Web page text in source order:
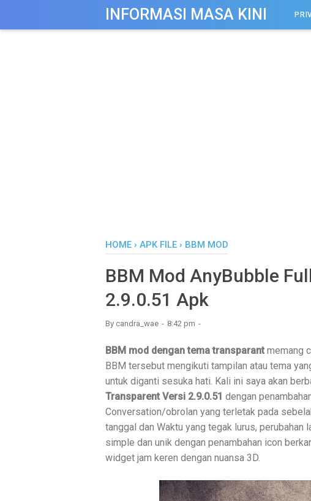
INFORMASI MASA KINI
HOME › APK FILE › BBM MOD
BBM Mod AnyBubble
2.9.0.51 Apk
By candra_wae 8:42 pm
BBM mod dengan tema transparant memang
BBM tersebut mengikuti tampilan atau tema
untuk diganti sesuka hati. Kali ini saya akan
Transparent Versi 2.9.0.51 dengan
Conversation/obrolan yang terletak pada
tanggal dan Waktu yang tegak lurus, perubahan
simple dan unik dengan penambahan icon
widget jam keren dengan nuansa 3D.